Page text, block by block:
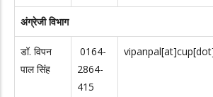
अंग्रेजी विभाग
डॉ. विपन
पाल सिंह
0164-
2864-
415